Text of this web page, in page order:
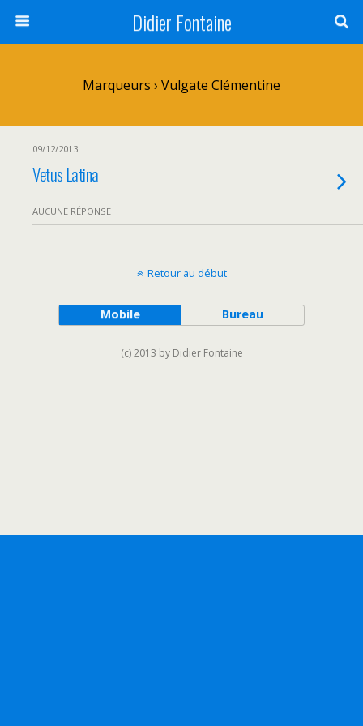
Didier Fontaine
Marqueurs › Vulgate Clémentine
09/12/2013
Vetus Latina
AUCUNE RÉPONSE
Retour au début
Mobile Bureau
(c) 2013 by Didier Fontaine